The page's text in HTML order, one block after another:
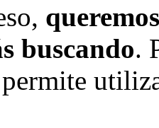
buscando.